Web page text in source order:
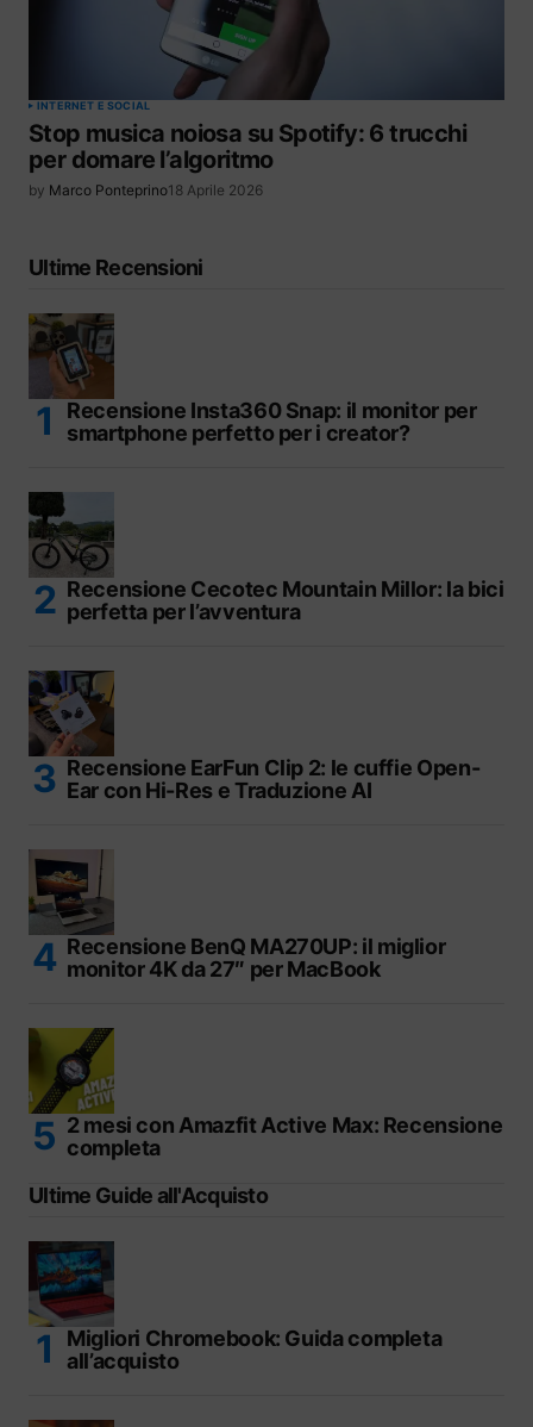
INTERNET E SOCIAL
Stop musica noiosa su Spotify: 6 trucchi
per domare l’algoritmo
by Marco Ponteprino18 Aprile 2026
Ultime Recensioni
Recensione Insta360 Snap: il monitor per
smartphone perfetto per i creator?
Recensione Cecotec Mountain Millor: la bici
perfetta per l’avventura
Recensione EarFun Clip 2: le cuffie Open-
Ear con Hi-Res e Traduzione AI
Recensione BenQ MA270UP: il miglior
monitor 4K da 27″ per MacBook
2 mesi con Amazfit Active Max: Recensione
completa
Ultime Guide all'Acquisto
Migliori Chromebook: Guida completa
all’acquisto